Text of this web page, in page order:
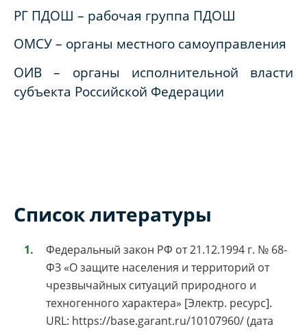
РГ ПДОШ – рабочая группа ПДОШ
ОМСУ – органы местного самоуправления
ОИВ – органы исполнительной власти
субъекта Российской Федерации
Список литературы
Федеральный закон РФ от 21.12.1994 г. № 68-
ФЗ «О защите населения и территорий от
чрезвычайных ситуаций природного и
техногенного характера» [Электр. ресурс].
URL: https://base.garant.ru/10107960/ (дата